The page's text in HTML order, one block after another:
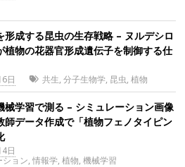
形成する昆虫の生存戦略 – ヌルデシロ
植物の花器官形成遺伝子を制御する仕
日 共生,分子生物学, 昆虫,植物
械学習で測る – シミュレーション画像
師データ作成で「植物フェノタイピン
日
ション, 情報学, 植物, 機械学習